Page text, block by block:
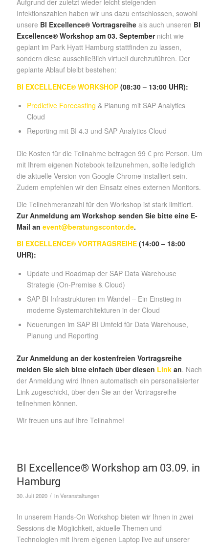
Infektionszahlen haben wir uns dazu entschlossen, sowohl
unsere BI Excellence® Vortragsreiheals auch unseren BI
Excellence® Workshop am 03. Septembernicht wie
geplant im Park Hyatt Hamburg stattfinden zu lassen,
sondern diese ausschließlich virtuell durchzuführen. Der
geplante Ablauf bleibt bestehen:
BI EXCELLENCE® WORKSHOP(08:30 – 13:00 UHR):
Predictive Forecasting & Planung mit SAP Analytics
Cloud
Reporting mit BI 4.3 und SAP Analytics Cloud
Die Kosten für die Teilnahme betragen 99 € pro Person. Um
mit Ihrem eigenen Notebook teilzunehmen, sollte lediglich
die aktuelle Version von Google Chrome installiert sein.
Zudem empfehlen wir den Einsatz eines externen Monitors.
Die Teilnehmeranzahl für den Workshop ist stark limitiert.
Zur Anmeldung am Workshop senden Sie bitte eine E-
Mail an event@beratungscontor.de.
BI EXCELLENCE® VORTRAGSREIHE(14:00 – 18:00
UHR):
Update und Roadmap der SAP Data Warehouse
Strategie (On-Premise & Cloud)
SAP BI Infrastrukturen im Wandel – Ein Einstieg in
moderne Systemarchitekturen in der Cloud
Neuerungen im SAP BI Umfeld für Data Warehouse,
Planung und Reporting
Zur Anmeldung an der kostenfreien Vortragsreihe
melden Sie sich bitte einfach über diesen Linkan. Nach
der Anmeldung wird Ihnen automatisch ein personalisierter
Link zugeschickt, über den Sie an der Vortragsreihe
teilnehmen können.
Wir freuen uns auf Ihre Teilnahme!
BI Excellence® Workshop am 03.09. in
Hamburg
30. Juli 2020 / inVeranstaltungen
In unserem Hands-On Workshop bieten wir Ihnen in zwei
Sessions die Möglichkeit, aktuelle Themen und
Technologien mit Ihrem eigenen Laptop live auf unserer